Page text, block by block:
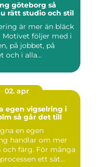
göteborg så
rätt studio och stil
är mer än bläck
Motivet följer med i
på jobbet, på
och i alla...
02. apr
egen vigselring i
stockholm så går det till
en egen
handlar om mer
och färg. För många
ett sät...